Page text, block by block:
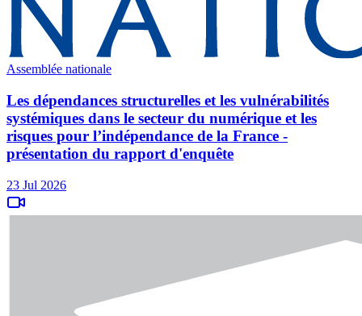
Assemblée nationale
Les dépendances structurelles et les vulnérabilités
systémiques dans le secteur du numérique et les
risques pour l’indépendance de la France -
présentation du rapport d'enquête
23 Jul 2026